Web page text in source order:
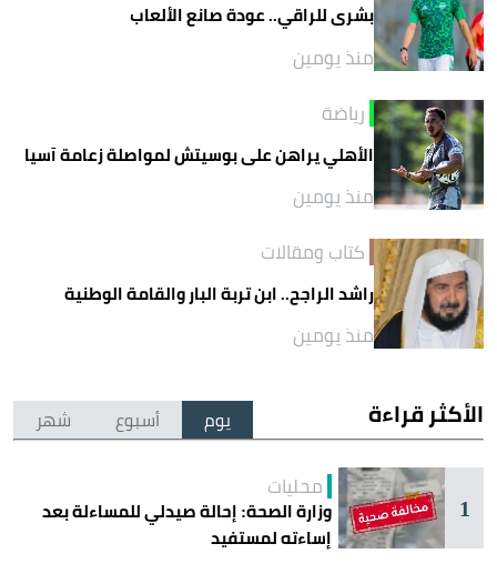
بشرى للراقي.. عودة صانع الألعاب
منذ يومين
رياضة
الأهلي يراهن على بوسيتش لمواصلة زعامة آسيا
منذ يومين
كتاب ومقالات
راشد الراجح.. ابن تربة البار والقامة الوطنية
منذ يومين
الأكثر قراءة يوم أسبوع شهر
1
محليات
وزارة الصحة: إحالة صيدلي للمساءلة بعد
إساءته لمستفيد